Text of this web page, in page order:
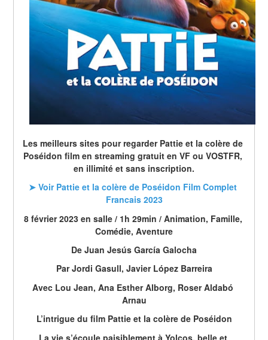
Les meilleurs sites pour regarder Pattie et la colère de
Poséidon film en streaming gratuit en VF ou VOSTFR,
en illimité et sans inscription.
➤ Voir Pattie et la colère de Poséidon Film Complet
Francais 2023
8 février 2023 en salle / 1h 29min / Animation, Famille,
Comédie, Aventure
De Juan Jesús García Galocha
Par Jordi Gasull, Javier López Barreira
Avec Lou Jean, Ana Esther Alborg, Roser Aldabó
Arnau
L’intrigue du film Pattie et la colère de Poséidon
La vie s’écoule paisiblement à Yolcos, belle et